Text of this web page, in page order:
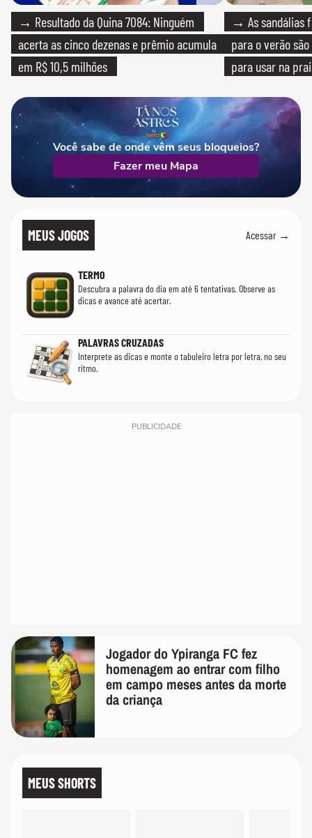
→ Resultado da Quina 7084: Ninguém
acerta as cinco dezenas e prêmio acumula
em R$ 10,5 milhões
→ As sandálias
para o verão
para usar na
Você sabe de onde vêm seus bloqueios?
Fazer meu Mapa
MEUS JOGOS Acessar →
TERMO
Descubra a palavra do dia em até 6 tentativas. Observe as
dicas e avance até acertar.
PALAVRAS CRUZADAS
Interprete as dicas e monte o tabuleiro letra por letra, no seu
ritmo.
PUBLICIDADE
Jogador do Ypiranga FC fez
homenagem ao entrar com filho
em campo meses antes da morte
da criança
MEUS SHORTS